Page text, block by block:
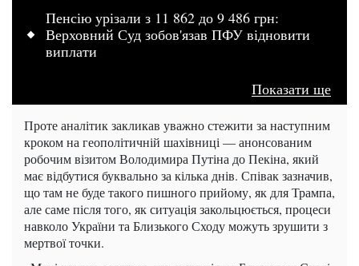
Пенсію урізали з 11 862 до 9 486 грн:
Верховний Суд зобов'язав ПФУ відновити
виплати
Показати ще
Проте аналітик закликав уважно стежити за наступним
кроком на геополітичній шахівниці — анонсованим
робочим візитом Володимира Путіна до Пекіна, який
має відбутися буквально за кілька днів. Співак зазначив,
що там не буде такого пишного прийому, як для Трампа,
але саме після того, як ситуація закольцюється, процеси
навколо України та Близького Сходу можуть зрушити з
мертвої точки.